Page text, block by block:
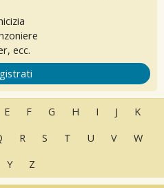
ecc.
E F G H I J
K
R S T U V
W
Y Z